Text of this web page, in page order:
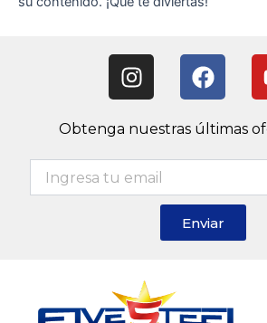
I
n
t
a
g
r
F
a
e
b
o
k
Obtenga nuestras últimas
Enviar